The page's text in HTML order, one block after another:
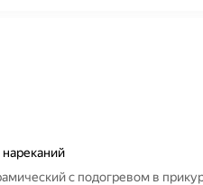
c подогревом в